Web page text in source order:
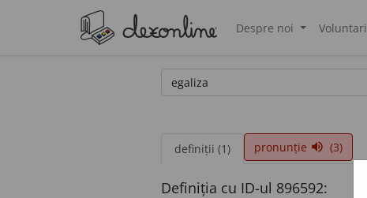
Despre noi Voluntari
definiții (1) pronunție volume_up (3)
Definiția cu ID-ul 896592: